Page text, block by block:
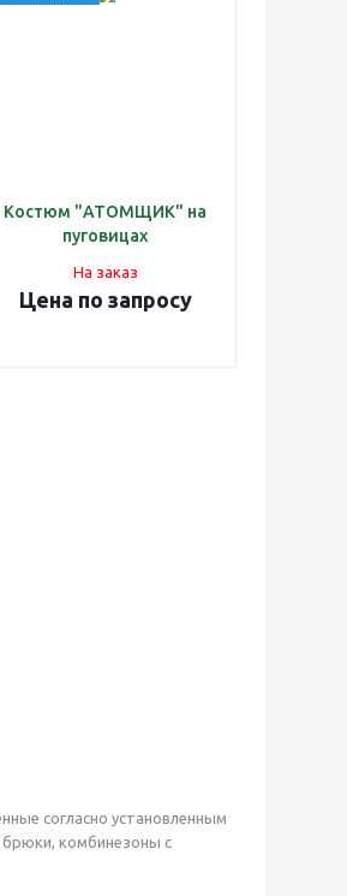
Костюм "АТОМЩИК" на
пуговицах
На заказ
Цена по запросу
согласно установленным
брюки, комбинезоны с